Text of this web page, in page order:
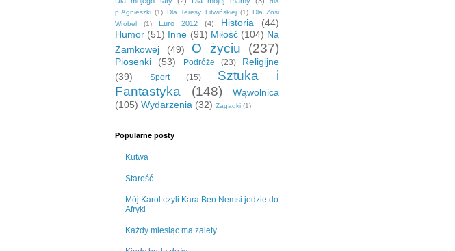
p.Agnieszki (1) Dla Teresy Litwińskiej (1) Dla Zosi
Wróbel
(1) Euro 2012 (4) Historia
(44)
Humor (51) Inne (91) Miłość (104) Na
Zamkowej
(49) O życiu (237)
Piosenki (53) Podróże (23)
Religijne
(39)
Sport (15)
Sztuka i
Fantastyka
(148)
Wąwolnica
(105) Wydarzenia (32) Zagadki (1)
Popularne posty
Kutwa
Starość
Mój Karol czyli Kara Ben Nemsi jedzie do
Afryki
Każdy miesiąc ma zalety